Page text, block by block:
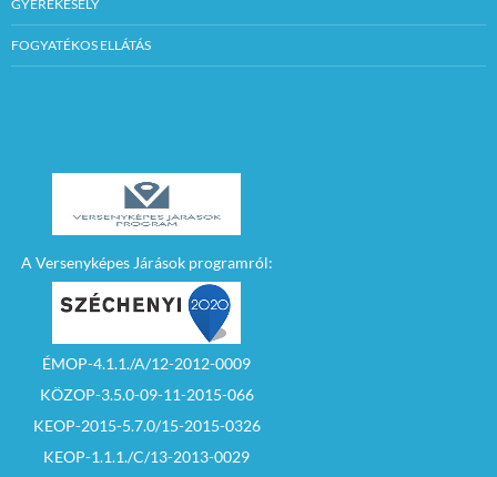
bemutatja az
árverés
vezetőjének alábbi
dokumentumokat:
kiváltására irányuló
szándéknyilatkozatot
), illetve ha a
jelentkező gazdasági
társaság, akkor 30
napnál nem régebbi
(folyamatban lévő
cégbejegyzési eljárás
– biztosíték letétbe
igazolását
GYEREKESÉLY
FOGYATÉKOS ELLÁTÁS
A Versenyképes Járások programról:
ÉMOP-4.1.1./A/12-2012-0009
KÖZOP-3.5.0-09-11-2015-066
KEOP-2015-5.7.0/15-2015-0326
KEOP-1.1.1./C/13-2013-0029